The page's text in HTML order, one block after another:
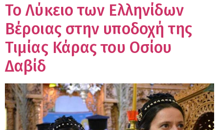
Το Λύκειο των Ελληνίδων
Βέροιας στην υποδοχή της
Τιμίας Κάρας του Οσίου
Δαβίδ